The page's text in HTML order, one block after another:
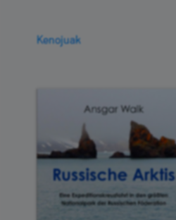
Kenojuak